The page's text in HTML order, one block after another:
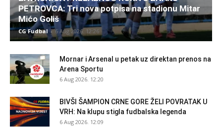
PETROVCA: Tri nova potpisa na stadionu Mitar
Mićo Goliš
CG Fudbal - 6 Aug 2026. 12:26
Mornar i Arsenal u petak uz direktan prenos na
Arena Sportu
6 Aug 2026. 12:20
BIVŠI ŠAMPION CRNE GORE ŽELI POVRATAK U
VRH: Na klupu stigla fudbalska legenda
6 Aug 2026. 12:09